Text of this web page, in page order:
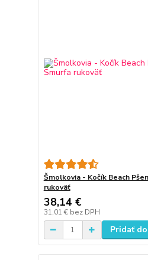
Šmolkovia - Kočík Beach
rukoväť
38,14 €
31,01 € bez DPH
Pridať